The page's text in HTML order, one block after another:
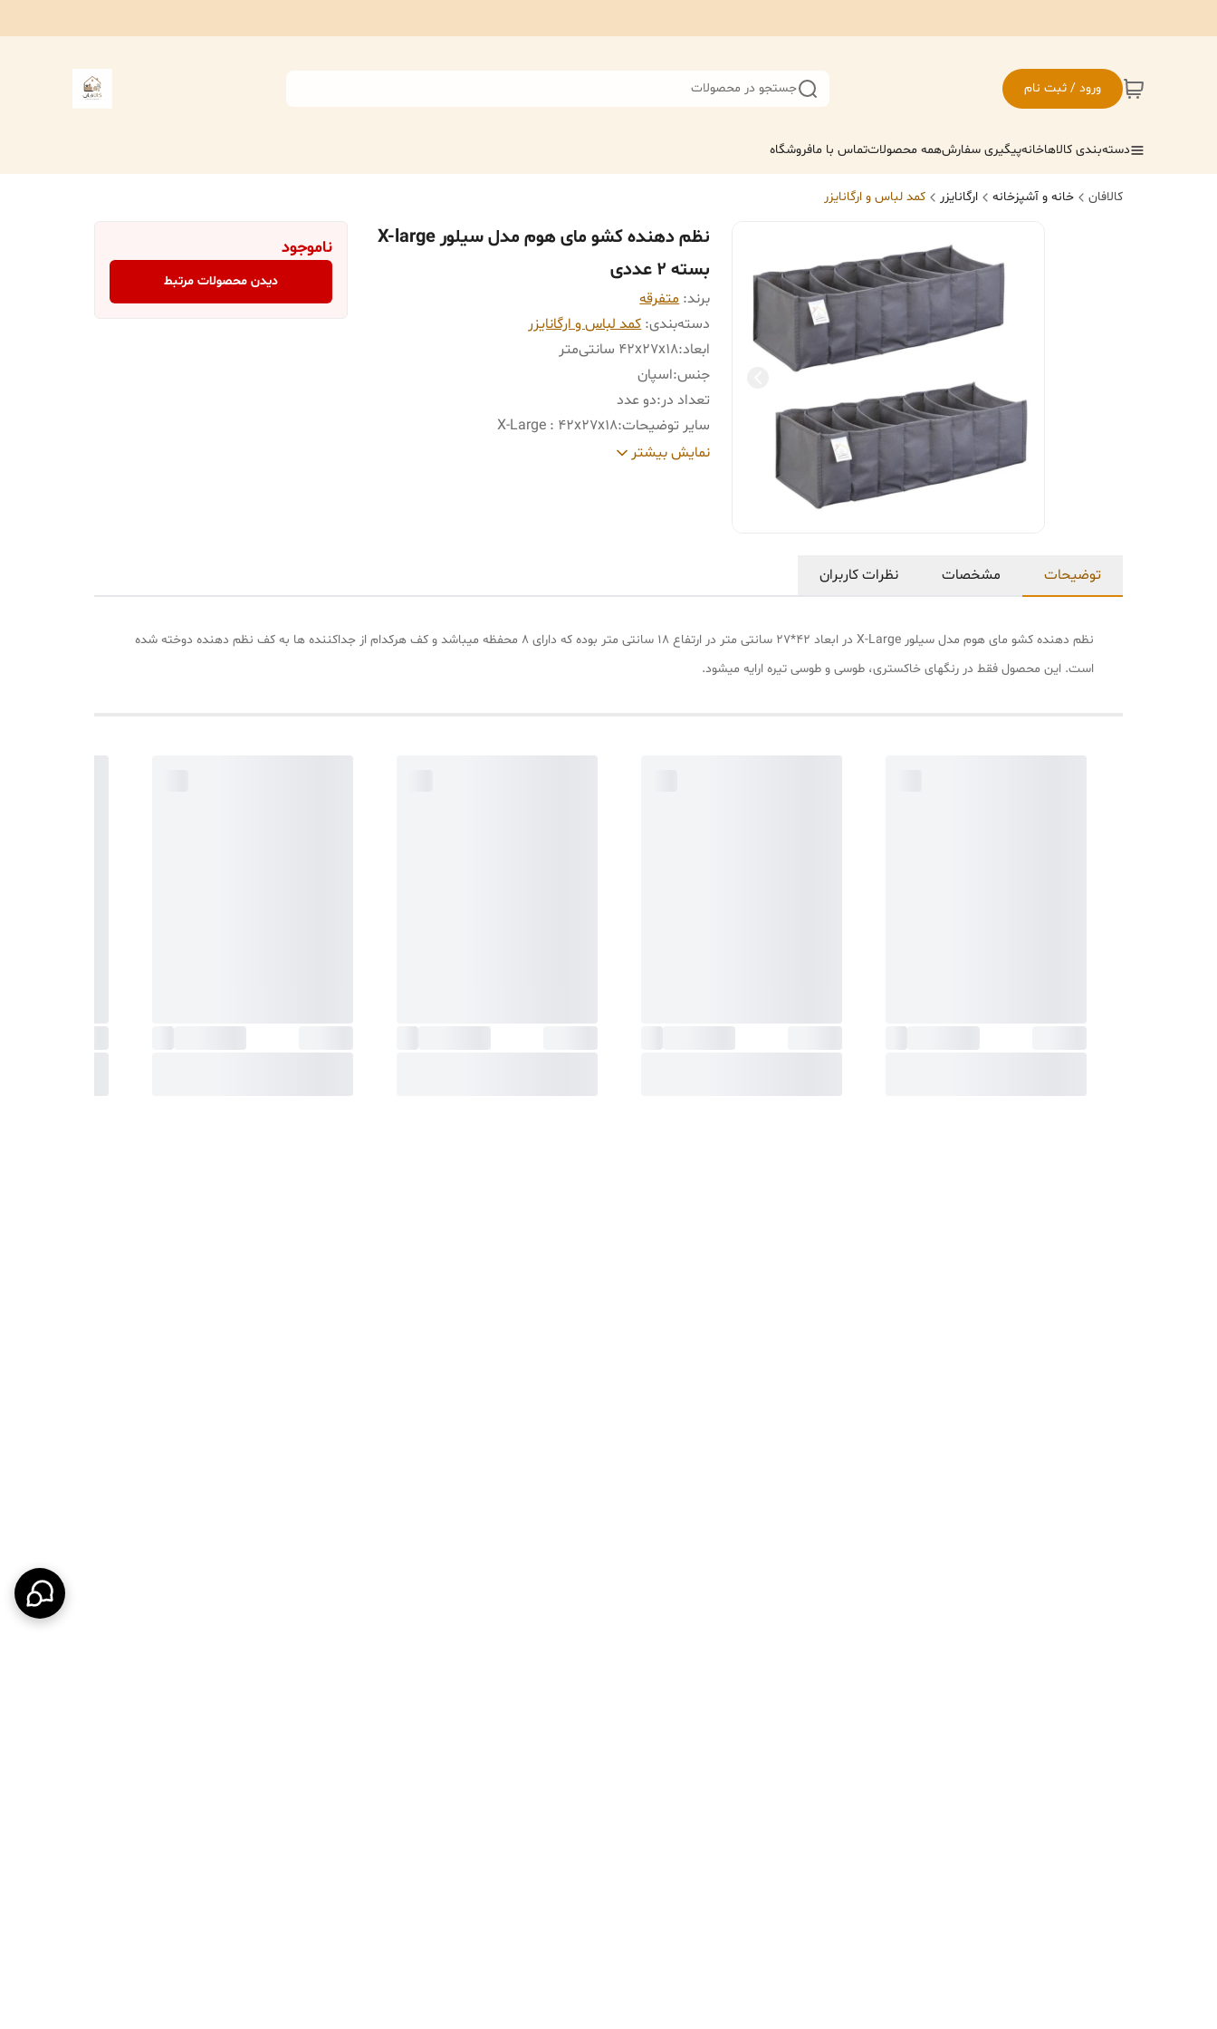
ورود / ثبت نام جستجو در محصولات
دسته‌بندی کالاهاخانهپیگیری سفارشهمه محصولاتتماس با مافروشگاه
کالافان خانه و آشپزخانه ارگانایزر کمد لباس و ارگانایزر
نظم دهنده کشو مای هوم مدل سیلور X-large
بسته 2 عددی
برند: متفرقه
دسته‌بندی:کمد لباس و ارگانایزر
ابعاد:42x27x18 سانتی‌متر
جنس:اسپان
تعداد در:دو عدد
سایر توضیحات:
X-Large : 42x27x18
رنگ:خاکستری
نمایش بیشتر
ناموجود
دیدن محصولات مرتبط
توضیحات مشخصات نظرات کاربران
نظم دهنده کشو مای هوم مدل سیلور X-Large در ابعاد 42*27 سانتی متر در ارتفاع 18 سانتی متر بوده که دارای 8 محفظه میباشد و کف هرکدام از جداکننده ها به کف نظم دهنده دوخته شده
است. این محصول فقط در رنگهای خاکستری، طوسی و طوسی تیره ارایه میشود.